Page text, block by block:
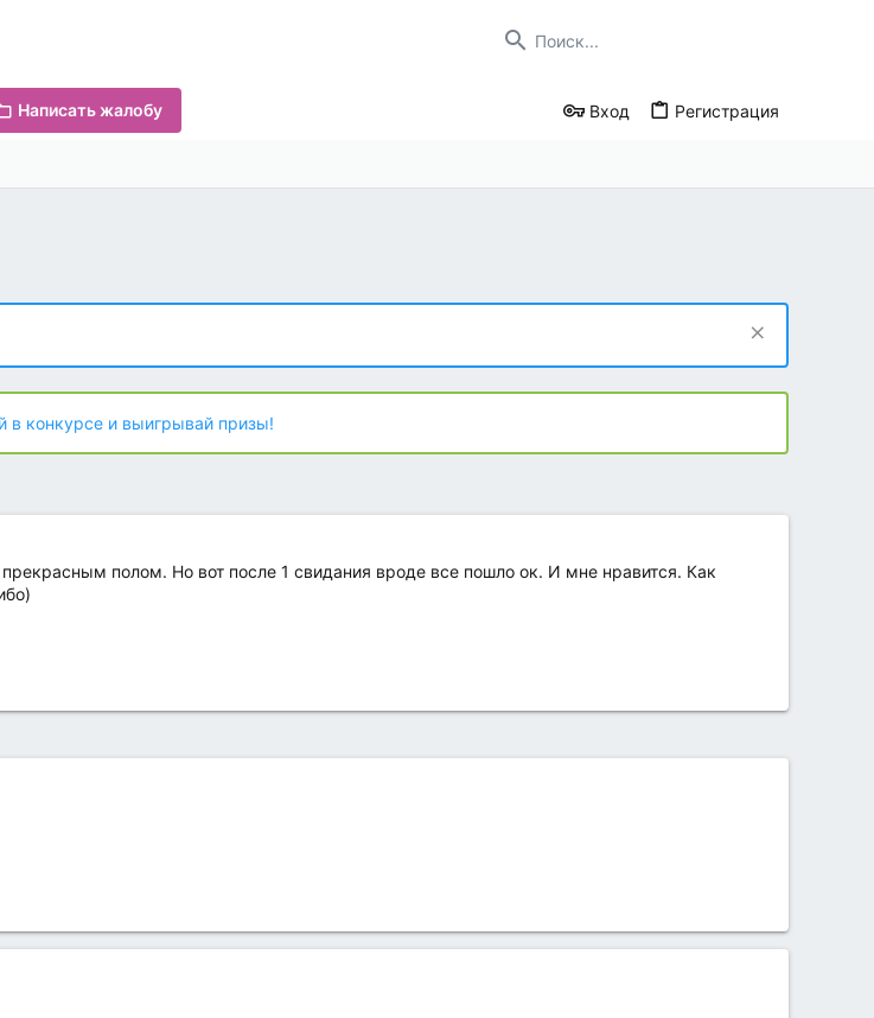
Написать жалобу Вход Регистрация
в конкурсе и выигрывай призы!
полом. Но вот после 1 свидания вроде все пошло ок. И мне нравится. Как